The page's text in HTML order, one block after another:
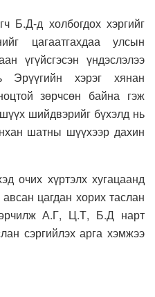
Б.Д-д холбогдох хэргийг
цагаатгахдаа улсын
үгүйсгэсэн үндэслэлээ
Эрүүгийн хэрэг хянан
зөрчсөн байна гэж
шийдвэрийг бүхэлд нь
шатны шүүхээр дахин
очих хүртэлх хугацаанд
цагдан хорих таслан
А.Г, Ц.Т, Б.Д нарт
сэргийлэх арга хэмжээ